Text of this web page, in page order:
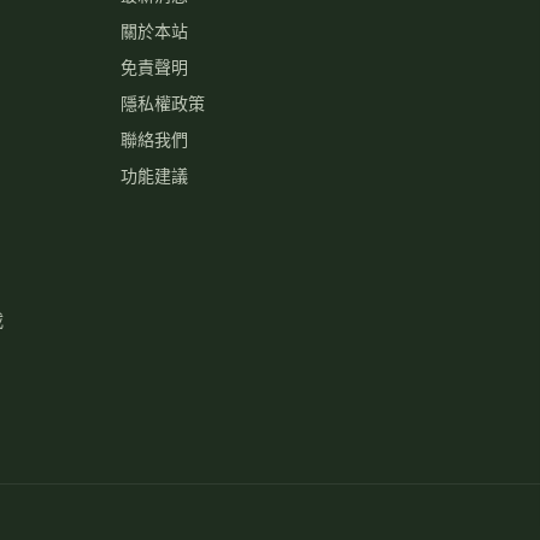
關於本站
免責聲明
隱私權政策
聯絡我們
功能建議